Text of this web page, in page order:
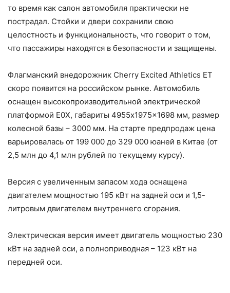
то время как салон автомобиля практически не
пострадал. Стойки и двери сохранили свою
целостность и функциональность, что говорит о том,
что пассажиры находятся в безопасности и защищены.
Флагманский внедорожник Cherry Excited Athletics ET
скоро появится на российском рынке. Автомобиль
оснащен высокопроизводительной электрической
платформой E0X, габариты 4955x1975x1698 мм, размер
колесной базы – 3000 мм. На старте предпродаж цена
варьировалась от 199 000 до 329 000 юаней в Китае (от
2,5 млн до 4,1 млн рублей по текущему курсу).
Версия с увеличенным запасом хода оснащена
двигателем мощностью 195 кВт на задней оси и 1,5-
литровым двигателем внутреннего сгорания.
Электрическая версия имеет двигатель мощностью 230
кВт на задней оси, а полноприводная – 123 кВт на
передней оси.